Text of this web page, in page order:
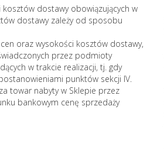
dostawy obowiązujących w
dostawy zależy od sposobu
oraz wysokości kosztów dostawy,
przez podmioty
w trakcie realizacji, tj. gdy
punktów sekcji IV.
towar nabyty w Sklepie przez
bankowym cenę sprzedaży